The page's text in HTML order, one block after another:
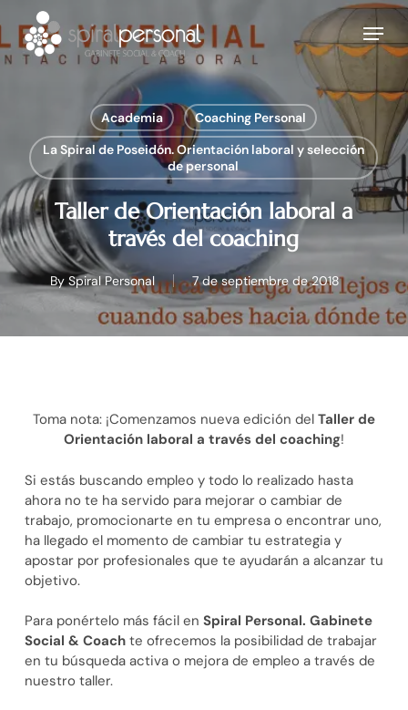
to
main
content
Menu
Academia
Coaching Personal
La Spiral de Poseidón. Orientación laboral y selección
de personal
Taller de Orientación laboral a
través del coaching
By Spiral Personal 7 de septiembre de 2018
Toma nota: ¡Comenzamos nueva edición del Taller de
Orientación laboral a través del coaching!
Si estás buscando empleo y todo lo realizado hasta
ahora no te ha servido para mejorar o cambiar de
trabajo, promocionarte en tu empresa o encontrar uno,
ha llegado el momento de cambiar tu estrategia y
apostar por profesionales que te ayudarán a alcanzar tu
objetivo.
Para ponértelo más fácil en Spiral Personal. Gabinete
Social & Coach te ofrecemos la posibilidad de trabajar
en tu búsqueda activa o mejora de empleo a través de
nuestro taller.